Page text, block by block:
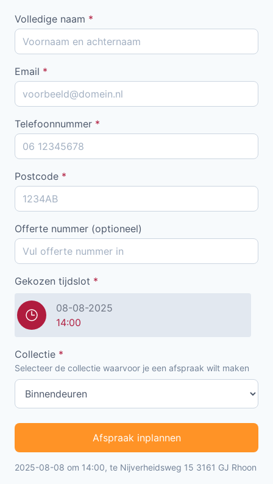
Volledige naam *
Email *
Telefoonnummer *
Postcode *
Offerte nummer (optioneel)
Gekozen tijdslot *
08-08-2025
14:00
Collectie *
Selecteer de collectie waarvoor je een afspraak wilt maken
Afspraak inplannen
2025-08-08 om 14:00, te Nijverheidsweg 15 3161 GJ Rhoon